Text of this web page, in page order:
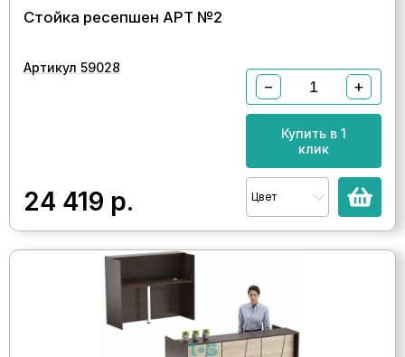
Стойка ресепшен АРТ №2
Артикул 59028
24 419 р.
− +
Купить в 1
клик
Цвет